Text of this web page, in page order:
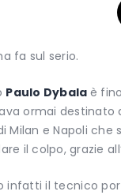
fa sul serio.
Paulo Dybala è
ormai destinato
Milan e Napoli che
il colpo, grazie
infatti il tecnico